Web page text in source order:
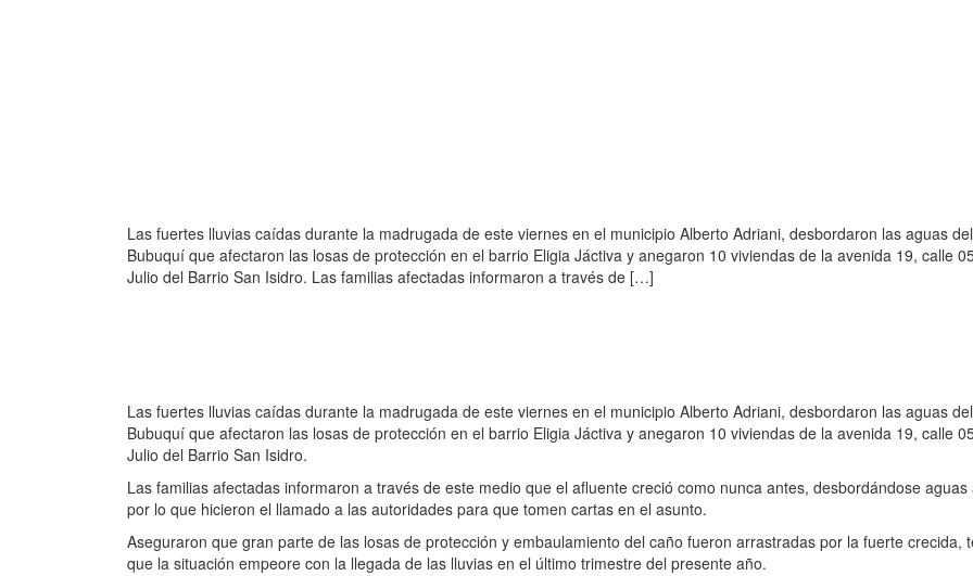
Las fuertes lluvias caídas durante la madrugada de este viernes en el municipio Alberto Adriani, desbordaron las aguas
Bubuquí que afectaron las losas de protección en el barrio Eligia Jáctiva y anegaron 10 viviendas de la avenida 19, calle
Julio del Barrio San Isidro. Las familias afectadas informaron a través de […]
Las fuertes lluvias caídas durante la madrugada de este viernes en el municipio Alberto Adriani, desbordaron las aguas
Bubuquí que afectaron las losas de protección en el barrio Eligia Jáctiva y anegaron 10 viviendas de la avenida 19, calle
Julio del Barrio San Isidro.
Las familias afectadas informaron a través de este medio que el afluente creció como nunca antes, desbordándose aguas
por lo que hicieron el llamado a las autoridades para que tomen cartas en el asunto.
Aseguraron que gran parte de las losas de protección y embaulamiento del caño fueron arrastradas por la fuerte crecida,
que la situación empeore con la llegada de las lluvias en el último trimestre del presente año.